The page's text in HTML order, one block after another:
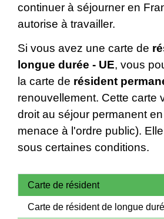
continuer à séjourner en
autorise à travailler.
Si vous avez une carte de
longue durée - UE, vous
la carte de résident
renouvellement. Cette carte
droit au séjour permanent
menace à l'ordre public).
sous certaines conditions.
Carte de résident
Carte de résident de longue